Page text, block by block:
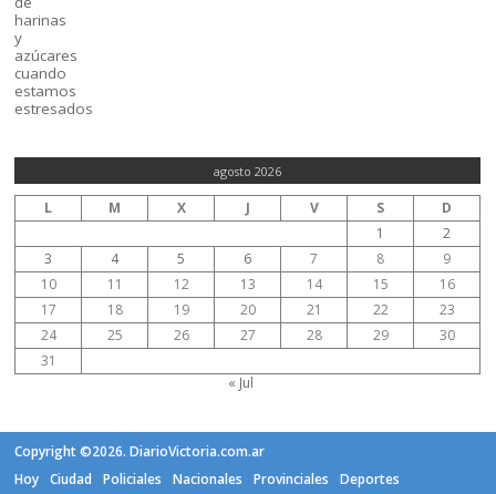
agosto 2026
L M X J V S
D
1
2
3
4 5 6 7 8
9
10
11 12 13 14 15
16
17
18 19 20 21 22
23
24
25 26 27 28 29
30
31
« Jul
Copyright ©2026. DiarioVictoria.com.ar
Hoy
Ciudad Policiales Nacionales Provinciales Deportes